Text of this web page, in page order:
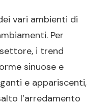
vari ambienti di
Per
i trend
sinuose e
e appariscenti,
l’arredamento